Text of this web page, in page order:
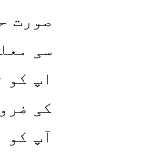
صورت
سی
آپ کو
کی
آپ کو